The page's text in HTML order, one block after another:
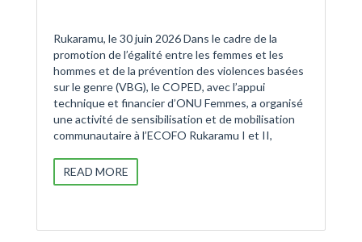
Rukaramu, le 30 juin 2026 Dans le cadre de la
promotion de l’égalité entre les femmes et les
hommes et de la prévention des violences basées
sur le genre (VBG), le COPED, avec l’appui
technique et financier d’ONU Femmes, a organisé
une activité de sensibilisation et de mobilisation
communautaire à l’ECOFO Rukaramu I et II,
READ MORE